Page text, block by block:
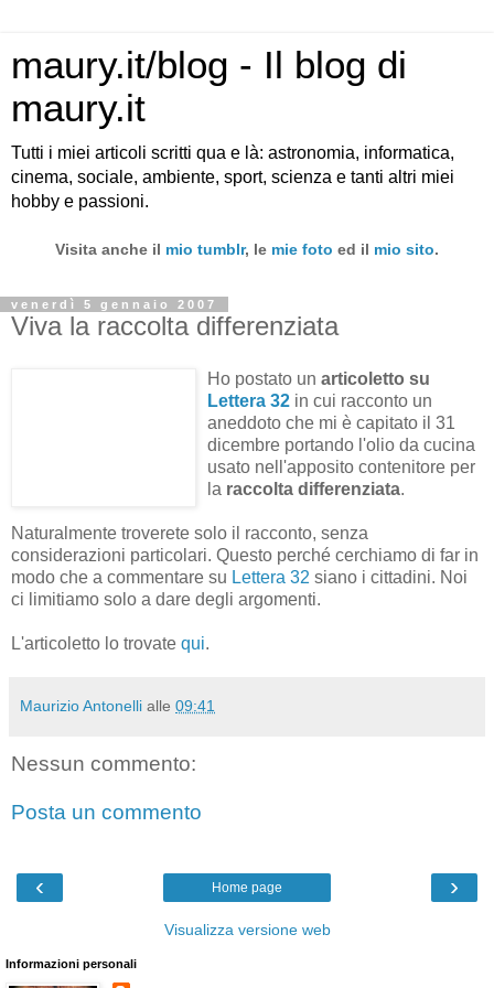
maury.it/blog - Il blog di
maury.it
Tutti i miei articoli scritti qua e là: astronomia, informatica,
cinema, sociale, ambiente, sport, scienza e tanti altri miei
hobby e passioni.
Visita anche il mio tumblr, le mie foto ed il mio sito.
venerdì 5 gennaio 2007
Viva la raccolta differenziata
Ho postato un articoletto su
Lettera 32 in cui racconto un
aneddoto che mi è capitato il 31
dicembre portando l'olio da cucina
usato nell'apposito contenitore per
la raccolta differenziata.
Naturalmente troverete solo il racconto, senza
considerazioni particolari. Questo perché cerchiamo di far in
modo che a commentare su Lettera 32 siano i cittadini. Noi
ci limitiamo solo a dare degli argomenti.
L'articoletto lo trovate qui.
Maurizio Antonelli alle 09:41
Nessun commento:
Posta un commento
‹ ›
Home page
Visualizza versione web
Informazioni personali